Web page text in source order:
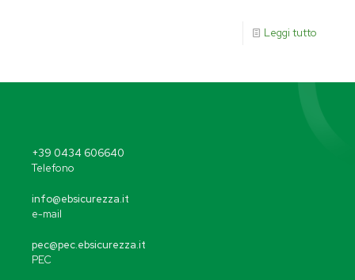
Leggi tutto
+39 0434 606640
Telefono
info@ebsicurezza.it
e-mail
pec@pec.ebsicurezza.it
PEC